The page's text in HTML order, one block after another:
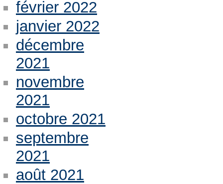
février 2022
janvier 2022
décembre
2021
novembre
2021
octobre 2021
septembre
2021
août 2021